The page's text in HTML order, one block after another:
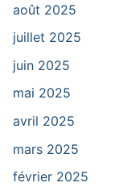
août 2025
juillet 2025
juin 2025
mai 2025
avril 2025
mars 2025
février 2025